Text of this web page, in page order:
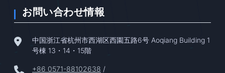
お問い合わせ情報
中国浙江省杭州市西湖区西園五路6号 Aoqiang Building 1
号棟 13・14・15階
+86 0571-88102638 /